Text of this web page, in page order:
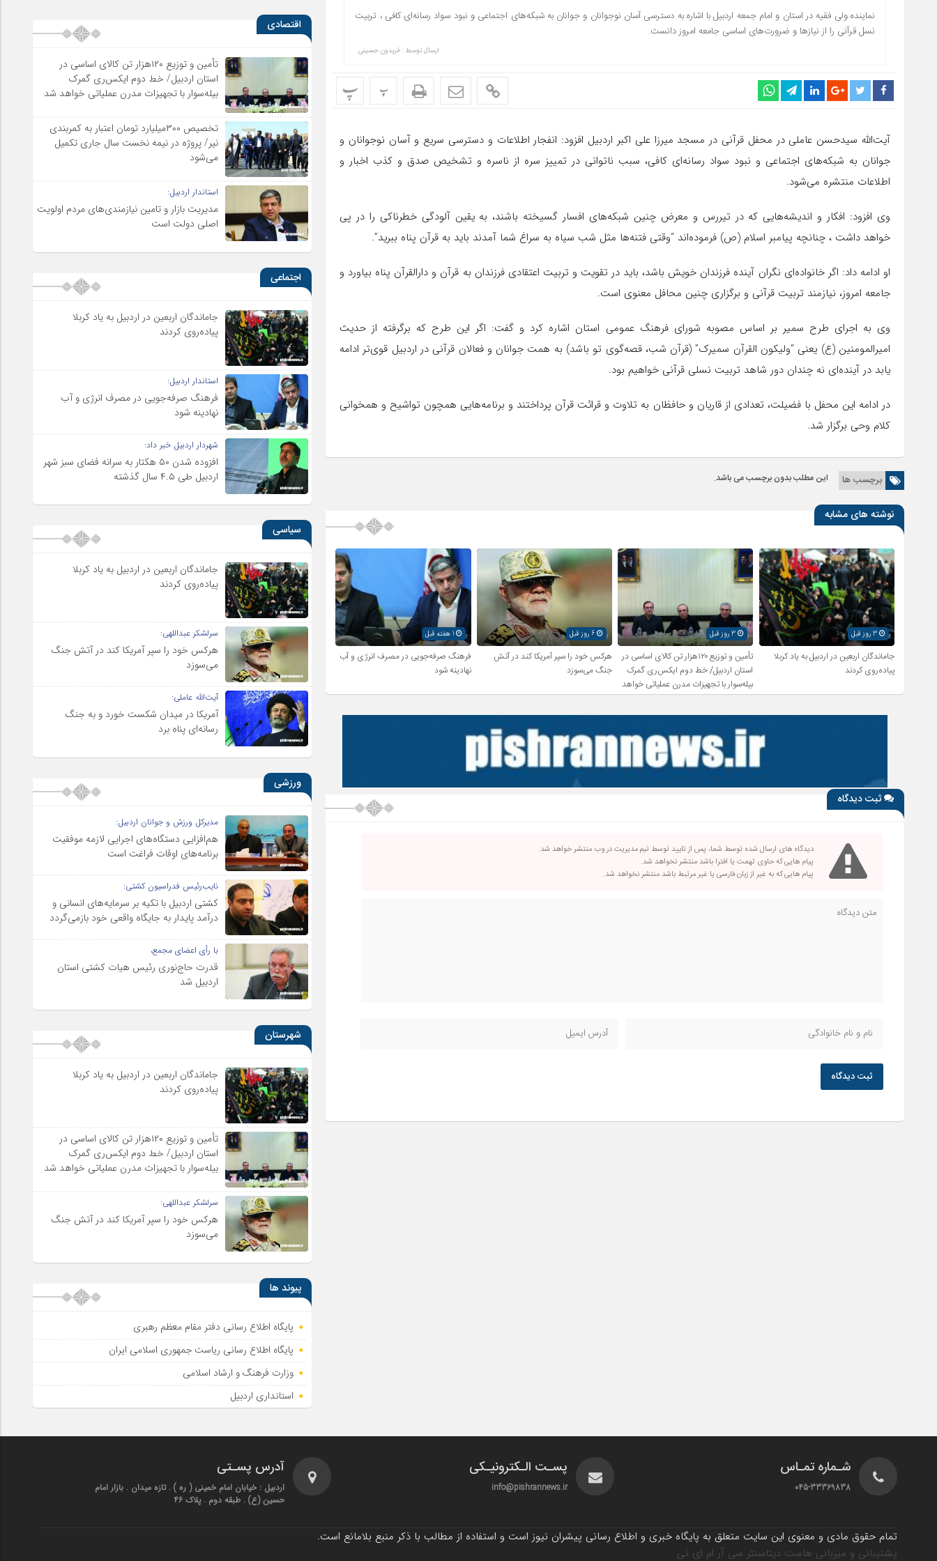
نماینده ولی فقیه در استان و امام جمعه اردبیل با اشاره به دسترسی آسان نوجوانان و جوانان به شبکه‌های اجتماعی و نبود سواد رسانه‌ای کافی ، تربیت
نسل قرآنی را از نیازها و ضرورت‌های اساسی جامعه امروز دانست.
ارسال توسط : فریدون حسینی
پ پ
آیت‌الله سیدحسن عاملی در محفل قرآنی در مسجد میرزا علی اکبر اردبیل افزود: انفجار اطلاعات و دسترسی سریع و آسان نوجوانان و
جوانان به شبکه‌های اجتماعی و نبود سواد رسانه‌ای کافی، سبب ناتوانی در تمییز سره از ناسره و تشخیص صدق و کذب اخبار و
اطلاعات منتشره می‌شود.
وی افزود: افکار و اندیشه‌هایی که در تیررس و معرض چنین شبکه‌های افسار گسیخته باشند، به یقین آلودگی خطرناکی را در پی
خواهد داشت ، چنانچه پیامبر اسلام (ص) فرموده‌اند “وقتی فتنه‌ها مثل شب سیاه به سراغ شما آمدند باید به قرآن پناه ببرید”.
او ادامه داد: اگر خانواده‌ای نگران آینده فرزندان خویش باشد، باید در تقویت و تربیت اعتقادی فرزندان به قرآن و دارالقرآن پناه بیاورد و
جامعه امروز، نیازمند تربیت قرآنی و برگزاری چنین محافل معنوی است.
وی به اجرای طرح سمیر بر اساس مصوبه شورای فرهنگ عمومی استان اشاره کرد و گفت: اگر این طرح که برگرفته از حدیث
امیرالمومنین (ع) یعنی “ولیکون القرآن سمیرک” (قرآن شب، قصه‌گوی تو باشد) به همت جوانان و فعالان قرآنی در اردبیل قوی‌تر ادامه
یابد در آینده‌ای نه چندان دور شاهد تربیت نسلی قرآنی خواهیم بود.
در ادامه این محفل با فضیلت، تعدادی از قاریان و حافظان به تلاوت و قرائت قرآن پرداختند و برنامه‌هایی همچون تواشیح و همخوانی
کلام وحی برگزار شد.
برچسب ها این مطلب بدون برچسب می باشد.
نوشته های مشابه
3 روز قبل
جاماندگان اربعین در اردبیل به یاد کربلا
پیاده‌روی کردند
3 روز قبل
تأمین و توزیع ۱۲۰هزار تن کالای اساسی در
استان اردبیل/ خط دوم ایکس‌ری گمرک
بیله‌سوار با تجهیزات مدرن عملیاتی خواهد
شد
6 روز قبل
هرکس خود را سپر آمریکا کند در آتش
جنگ می‌سوزد
1 هفته قبل
فرهنگ صرفه‌جویی در مصرف انرژی و آب
نهادینه شود
ثبت دیدگاه
دیدگاه های ارسال شده توسط شما، پس از تایید توسط تیم مدیریت در وب منتشر خواهد شد.
پیام هایی که حاوی تهمت یا افترا باشد منتشر نخواهد شد.
پیام هایی که به غیر از زبان فارسی یا غیر مرتبط باشد منتشر نخواهد شد.
ثبت دیدگاه
اقتصادی
تأمین و توزیع ۱۲۰هزار تن کالای اساسی در
استان اردبیل/ خط دوم ایکس‌ری گمرک
بیله‌سوار با تجهیزات مدرن عملیاتی خواهد شد
تخصیص ۳۰۰میلیارد تومان اعتبار به کمربندی
نیر/ پروژه در نیمه نخست سال جاری تکمیل
می‌شود
استاندار اردبیل:
مدیریت بازار و تامین نیازمندی‌های مردم اولویت‌
اصلی دولت است
اجتماعی
جاماندگان اربعین در اردبیل به یاد کربلا
پیاده‌روی کردند
استاندار اردبیل:
فرهنگ صرفه‌جویی در مصرف انرژی و آب
نهادینه شود
شهردار اردبیل خبر داد:
افزوده شدن ۵۰ هکتار به سرانه فضای سبز شهر
اردبیل طی ۴.۵ سال گذشته
سیاسی
جاماندگان اربعین در اردبیل به یاد کربلا
پیاده‌روی کردند
سرلشکر عبداللهی:
هرکس خود را سپر آمریکا کند در آتش جنگ
می‌سوزد
آیت‌الله عاملی:
آمریکا در میدان شکست خورد و به جنگ
رسانه‌ای پناه برد
ورزشی
مدیرکل ورزش و جوانان اردبیل:
هم‌افزایی دستگاه‌های اجرایی لازمه موفقیت
برنامه‌های اوقات فراغت است
نایب‌رئیس فدراسیون کشتی:
کشتی اردبیل با تکیه بر سرمایه‌های انسانی و
درآمد پایدار به جایگاه واقعی خود بازمی‌گردد
با رأی اعضای مجمع،
قدرت حاج‌نوری رئیس هیات کشتی استان
اردبیل شد
شهرستان
جاماندگان اربعین در اردبیل به یاد کربلا
پیاده‌روی کردند
تأمین و توزیع ۱۲۰هزار تن کالای اساسی در
استان اردبیل/ خط دوم ایکس‌ری گمرک
بیله‌سوار با تجهیزات مدرن عملیاتی خواهد شد
سرلشکر عبداللهی:
هرکس خود را سپر آمریکا کند در آتش جنگ
می‌سوزد
پیوند ها
پایگاه اطلاع رسانی دفتر مقام معظم رهبری
پایگاه اطلاع‌ رسانی ریاست‌ جمهوری اسلامی ایران
وزارت فرهنگ و ارشاد اسلامی
استانداری اردبیل
شـماره تمـاس
045-33369838
پسـت الـکترونیـکی
info@pishrannews.ir
آدرس پسـتی
اردبیل : خیابان امام خمینی ( ره ) . تازه میدان . بازار امام
حسین (ع) . طبقه دوم . پلاک 46
تمام حقوق مادی و معنوی این سایت متعلق به پایگاه خبری و اطلاع رسانی پیشران نیوز است و استفاده از مطالب با ذکر منبع بلامانع است.
پشتیبانی و میزبانی هاست دیتاسنتر سی آر ام ای تی